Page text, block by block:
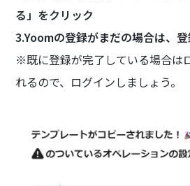
る」をクリック
3.Yoomの登録がまだの場合は、
※既に登録が完了している場合は
れるので、ログインしましょう。